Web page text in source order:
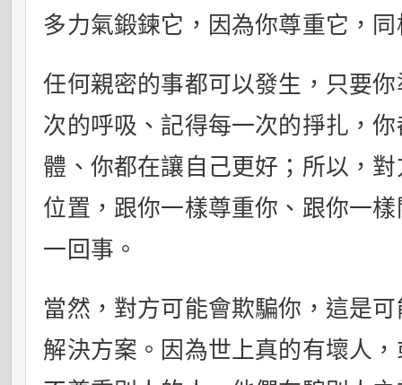
多力氣鍛鍊它，因為你尊重它，
任何親密的事都可以發生，只要
次的呼吸、記得每一次的掙扎，
體、你都在讓自己更好；所以，
位置，跟你一樣尊重你、跟你一
一回事。
當然，對方可能會欺騙你，這是
解決方案。因為世上真的有壞人